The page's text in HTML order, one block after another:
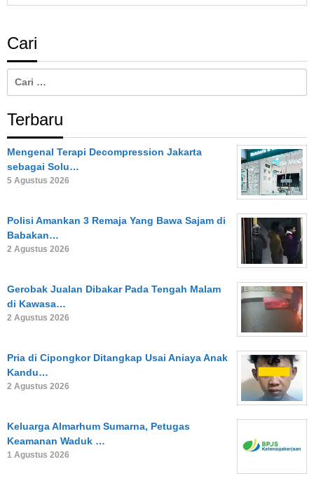
Cari
Terbaru
Mengenal Terapi Decompression Jakarta
sebagai Solu…
5 Agustus 2026
Polisi Amankan 3 Remaja Yang Bawa Sajam di
Babakan…
2 Agustus 2026
Gerobak Jualan Dibakar Pada Tengah Malam
di Kawasa…
2 Agustus 2026
Pria di Cipongkor Ditangkap Usai Aniaya Anak
Kandu…
2 Agustus 2026
Keluarga Almarhum Sumarna, Petugas
Keamanan Waduk …
1 Agustus 2026